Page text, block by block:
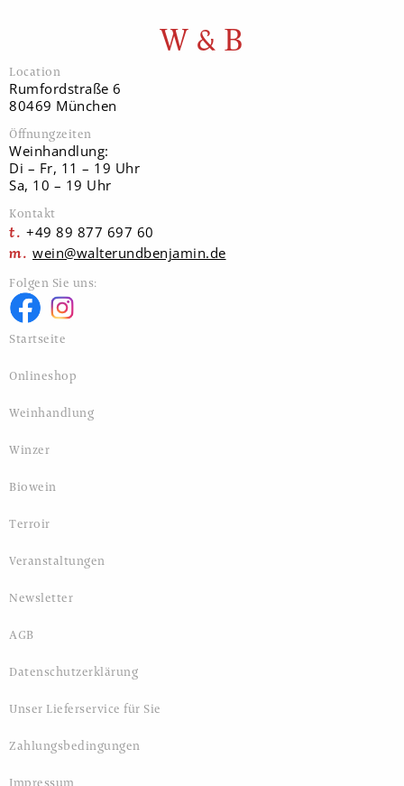
W & B
Location
Rumfordstraße 6
80469 München
Öffnungzeiten
Weinhandlung:
Di – Fr, 11 – 19 Uhr
Sa, 10 – 19 Uhr
Kontakt
+49 89 877 697 60
wein@walterundbenjamin.de
Folgen Sie uns:
Startseite
Onlineshop
Weinhandlung
Winzer
Biowein
Terroir
Veranstaltungen
Newsletter
AGB
Datenschutzerklärung
Unser Lieferservice für Sie
Zahlungsbedingungen
Impressum